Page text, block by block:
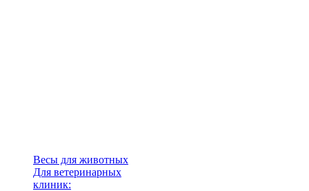
Весы для животных
Для ветеринарных
клиник: